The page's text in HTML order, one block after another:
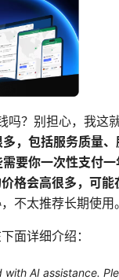
？别担心，我这
，包括服务质量
要你一次性支付
格会高很多，可能
不太推荐长期使用。
面详细介绍：
AI assistance.